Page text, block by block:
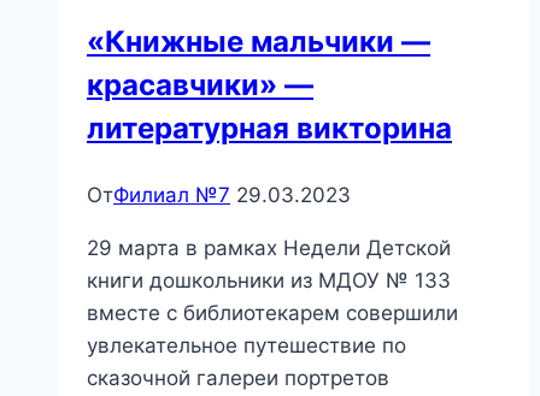
«Книжные мальчики —
красавчики» —
литературная викторина
ОтФилиал №7 29.03.2023
29 марта в рамках Недели Детской
книги дошкольники из МДОУ № 133
вместе с библиотекарем совершили
увлекательное путешествие по
сказочной галереи портретов